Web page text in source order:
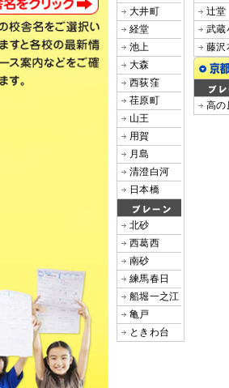
大井町
経堂
池上
大森
西荻窪
荏原町
山王
用賀
月島
清澄白河
日本橋
北砂
西葛西
南砂
練馬春日
船堀一之江
亀戸
ときわ台
辻堂
武蔵
藤沢
高の